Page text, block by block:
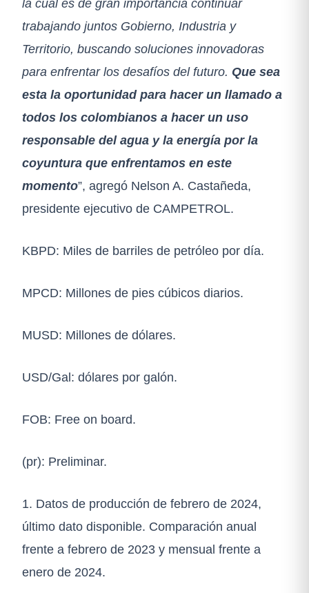
la cual es de gran importancia continuar
trabajando juntos Gobierno, Industria y
Territorio, buscando soluciones innovadoras
para enfrentar los desafíos del futuro. Que sea
esta la oportunidad para hacer un llamado a
todos los colombianos a hacer un uso
responsable del agua y la energía por la
coyuntura que enfrentamos en este
momento”, agregó Nelson A. Castañeda,
presidente ejecutivo de CAMPETROL.
KBPD: Miles de barriles de petróleo por día.
MPCD: Millones de pies cúbicos diarios.
MUSD: Millones de dólares.
USD/Gal: dólares por galón.
FOB: Free on board.
(pr): Preliminar.
1. Datos de producción de febrero de 2024,
último dato disponible. Comparación anual
frente a febrero de 2023 y mensual frente a
enero de 2024.